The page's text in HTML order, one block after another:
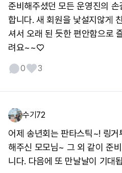
준비해주셨던 모든 운영진의
합니다. 새 회원을 낯설지않게
셔서 오래 된 듯한 편안함으로
려요~~♡
0 3
수기72
어제 송년회는 판타스틱~! 링
해주신 모모님~ 그 외 같이 준
니다. 다음에 또 만날날이 기대